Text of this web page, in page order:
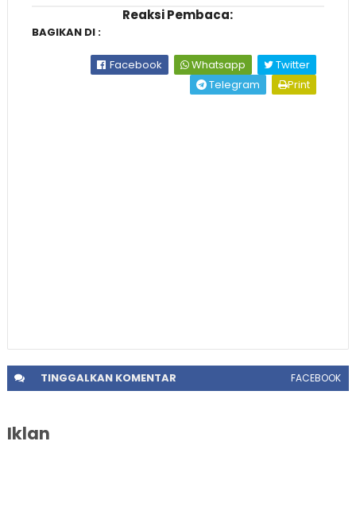
Reaksi Pembaca:
BAGIKAN DI :
Facebook Whatsapp
Twitter
Telegram
Print
TINGGALKANKOMENTAR FACEBOOK
Iklan